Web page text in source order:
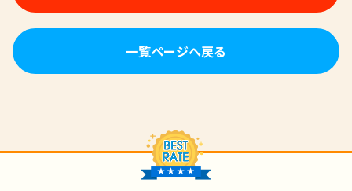
一覧ページへ戻る